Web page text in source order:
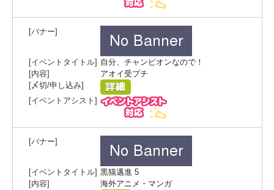
自分、チャンピオンなので！
アオイ受プチ
黒猫邁進 5
海外アニメ・マンガ